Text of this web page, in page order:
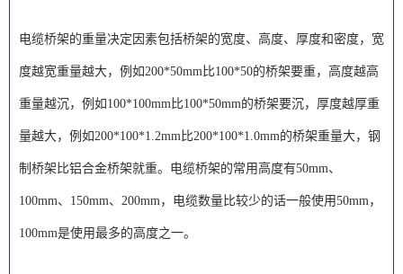
电缆桥架的重量决定因素包括桥架的宽度、高度、厚度和密度，宽
度越宽重量越大，例如200*50mm比100*50的桥架要重，高度越高
重量越沉，例如100*100mm比100*50mm的桥架要沉，厚度越厚重
量越大，例如200*100*1.2mm比200*100*1.0mm的桥架重量大，钢
制桥架比铝合金桥架就重。电缆桥架的常用高度有50mm、
100mm、150mm、200mm，电缆数量比较少的话一般使用50mm，
100mm是使用最多的高度之一。